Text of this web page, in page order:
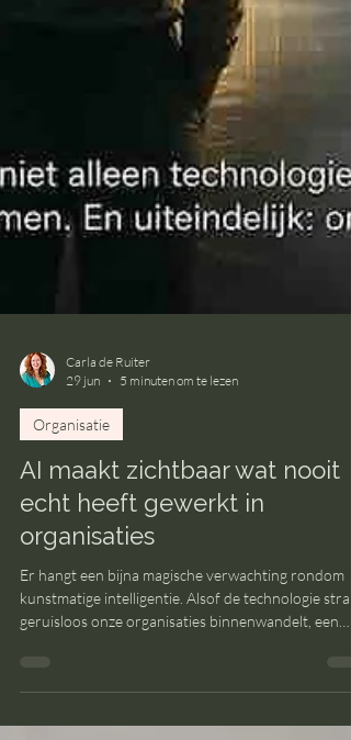
29 jun
Organisatie
AI maakt zichtbaar wat nooit
echt heeft gewerkt in
organisaties
Er hangt een bijna magische verwachting rondom
is een aantrekkelijk beeld. Maar wie AI werkelijk